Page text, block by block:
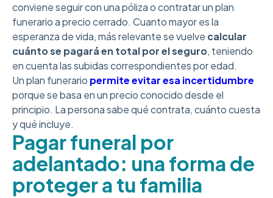
conviene seguir con una póliza o contratar un plan
funerario a precio cerrado. Cuanto mayor es la
esperanza de vida, más relevante se vuelve calcular
cuánto se pagará en total por el seguro, teniendo
en cuenta las subidas correspondientes por edad.
Un plan funerario permite evitar esa incertidumbre
porque se basa en un precio conocido desde el
principio. La persona sabe qué contrata, cuánto cuesta
y qué incluye.
Pagar funeral por
adelantado: una forma de
proteger a tu familia